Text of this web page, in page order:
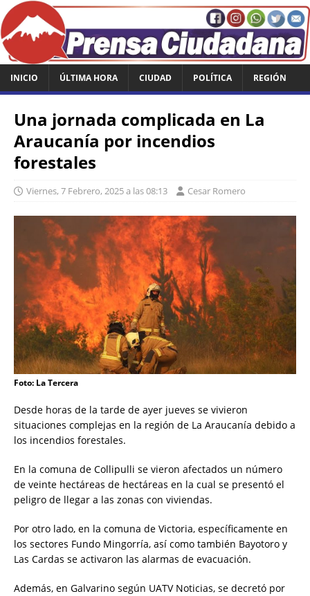
INICIO ÚLTIMA HORA CIUDAD POLÍTICA REGIÓN
Una jornada complicada en La
Araucanía por incendios
forestales
Viernes, 7 Febrero, 2025 a las 08:13 Cesar Romero
Foto: La Tercera
Desde horas de la tarde de ayer jueves se vivieron
situaciones complejas en la región de La Araucanía debido a
los incendios forestales.
En la comuna de Collipulli se vieron afectados un número
de veinte hectáreas de hectáreas en la cual se presentó el
peligro de llegar a las zonas con viviendas.
Por otro lado, en la comuna de Victoria, específicamente en
los sectores Fundo Mingorría, así como también Bayotoro y
Las Cardas se activaron las alarmas de evacuación.
Además, en Galvarino según UATV Noticias, se decretó por